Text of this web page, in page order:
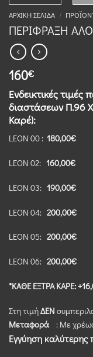
ΑΡΧΙΚΉ ΣΕΛΊΔΑ /
ΠΕΡΙΦΡΑΞΗ
160€
Ενδεικτικές
διαστάσεων Π.96
Kαρέ):
LEON 00 : 180,00€
LEON 02: 160,00€
LEON 03: 190,00€
LEON 04: 200,00€
LEON 05: 200,00€
LEON 06: 200,00€
*KAΘΕ ΕΞΤΡΑ ΚΑΡΕ:
Στη τιμήΔΕΝ
Μεταφορά : Με
Εγγύηση καλύτερης